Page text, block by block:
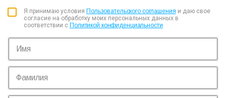
Я принимаю условия Пользовательского соглашения и даю свое
согласие на обработку моих персональных данных в
соответствии с Политикой конфиденциальности